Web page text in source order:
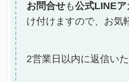
お問合せも公式LINEア
け付けますので、お気
2営業日以内に返信い